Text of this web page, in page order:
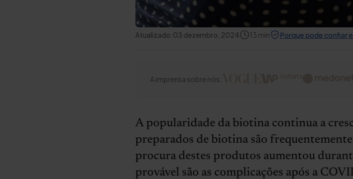
Atualizado:03 dezembro, 2024 13 min Porque pode confiar
A imprensa sobre nós:
A popularidade da biotina continua a
preparados de biotina são
procura destes produtos aumentou
provável são as complicações após a